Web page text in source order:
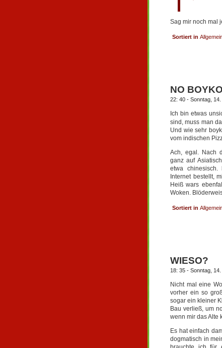
Sag mir noch mal
Sortiert in
NO
22: 40 - Sonntag,
Ich bin etwas
sind, muss man
Und wie sehr
vom indischen
Ach, egal. Nach
ganz auf
etwa chinesisch.
Internet bestellt,
Heiß wars
Woken.
Sortiert in
WIESO?
18: 35 - Sonntag,
Nicht mal eine
vorher ein so
sogar ein kleiner
Bau verließ, um
wenn mir das Alte
Es hat einfach
dogmatisch in